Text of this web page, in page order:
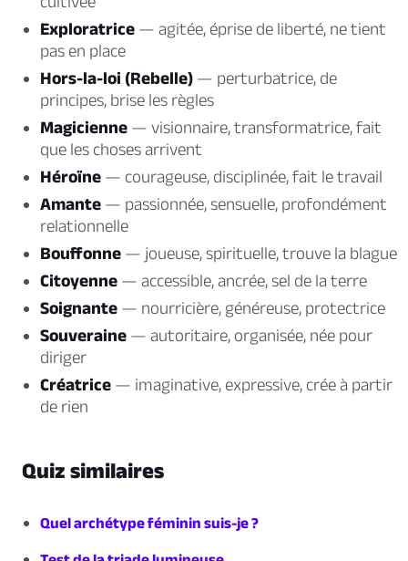
Exploratrice — agitée, éprise de liberté, ne tient
pas en place
Hors-la-loi (Rebelle) — perturbatrice, de
principes, brise les règles
Magicienne — visionnaire, transformatrice, fait
que les choses arrivent
Héroïne — courageuse, disciplinée, fait le travail
Amante — passionnée, sensuelle, profondément
relationnelle
Bouffonne — joueuse, spirituelle, trouve la blague
Citoyenne — accessible, ancrée, sel de la terre
Soignante — nourricière, généreuse, protectrice
Souveraine — autoritaire, organisée, née pour
diriger
Créatrice — imaginative, expressive, crée à partir
de rien
Quiz similaires
Quel archétype féminin suis-je ?